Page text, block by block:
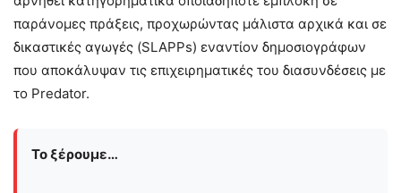
παράνομες πράξεις, προχωρώντας μάλιστα αρχικά και σε
δικαστικές αγωγές (SLAPPs) εναντίον δημοσιογράφων
που αποκάλυψαν τις επιχειρηματικές του διασυνδέσεις με
το Predator.
Το ξέρουμε…